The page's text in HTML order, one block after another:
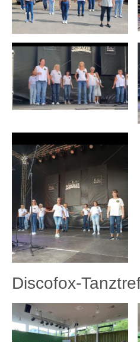
Discofox-